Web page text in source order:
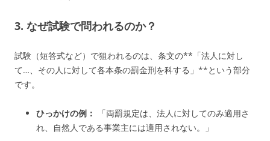
3. なぜ試験で問われるのか？
試験（短答式など）で狙われるのは、条文の**「法人に対し
て…、その人に対して各本条の罰金刑を科する」**という部分
です。
ひっかけの例：
「両罰規定は、法人に対してのみ適用さ
れ、自然人である事業主には適用されない。」